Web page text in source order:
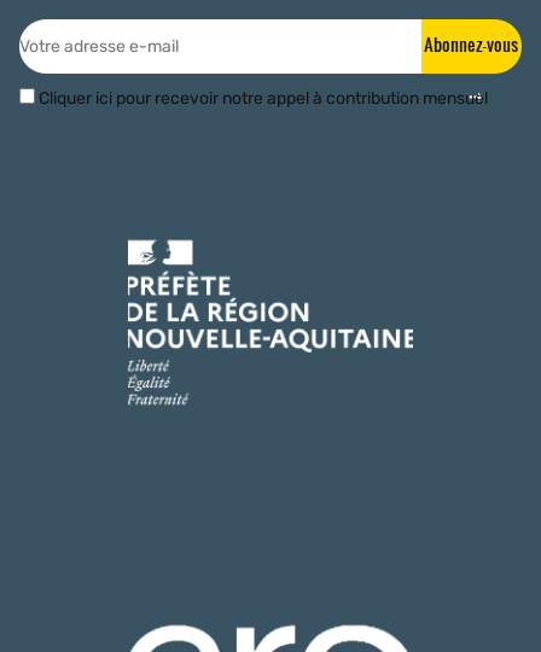
Abonnez-vous
Cliquer ici pour recevoir notre appel à contribution mensuel